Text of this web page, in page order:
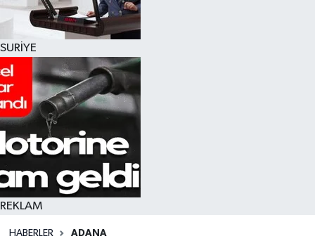
SURİYE
REKLAM
HABERLER ADANA